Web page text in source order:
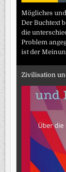
Mögliches
Der Buchtext
die
Problem
ist der
Zivilisation